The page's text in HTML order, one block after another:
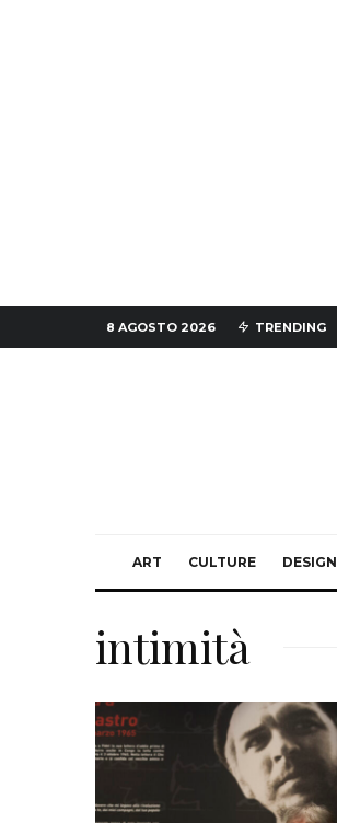
8 AGOSTO 2026 TRENDING
ART CULTURE DESIGN
intimità